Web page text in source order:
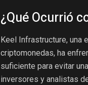
¿Qué Ocurrió
Keel Infrastructure, una
criptomonedas, ha
suficiente para evitar
inversores y analistas